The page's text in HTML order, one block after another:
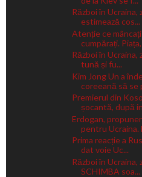
Război în Ucraina,
estimează cos...
Atenție ce
cumpărați. Piața,
Război în Ucraina,
tună și fu...
Kim Jong Un a
coreeană să se
Premierul din
șocantă, după
Erdogan,
pentru Ucraina.
Prima reacție a
dat voie Uc...
Război în Ucraina,
SCHIMBA soa...